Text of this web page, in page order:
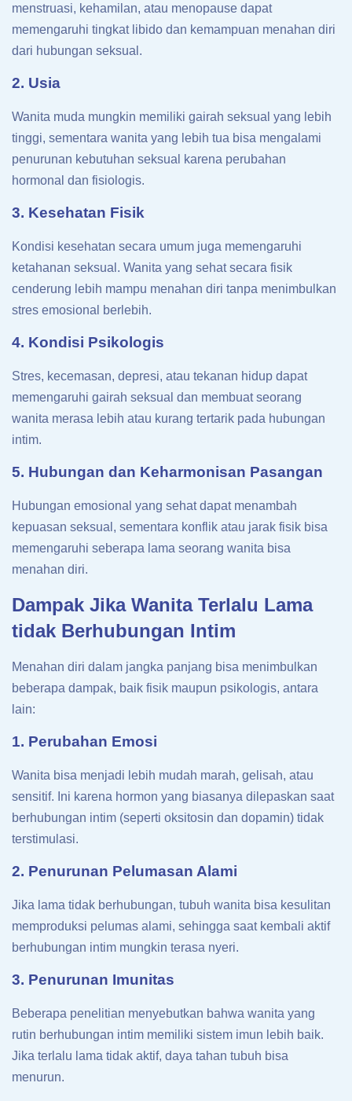
menstruasi, kehamilan, atau menopause dapat
memengaruhi tingkat libido dan kemampuan menahan diri
dari hubungan seksual.
2. Usia
Wanita muda mungkin memiliki gairah seksual yang lebih
tinggi, sementara wanita yang lebih tua bisa mengalami
penurunan kebutuhan seksual karena perubahan
hormonal dan fisiologis.
3. Kesehatan Fisik
Kondisi kesehatan secara umum juga memengaruhi
ketahanan seksual. Wanita yang sehat secara fisik
cenderung lebih mampu menahan diri tanpa menimbulkan
stres emosional berlebih.
4. Kondisi Psikologis
Stres, kecemasan, depresi, atau tekanan hidup dapat
memengaruhi gairah seksual dan membuat seorang
wanita merasa lebih atau kurang tertarik pada hubungan
intim.
5. Hubungan dan Keharmonisan Pasangan
Hubungan emosional yang sehat dapat menambah
kepuasan seksual, sementara konflik atau jarak fisik bisa
memengaruhi seberapa lama seorang wanita bisa
menahan diri.
Dampak Jika Wanita Terlalu Lama
tidak Berhubungan Intim
Menahan diri dalam jangka panjang bisa menimbulkan
beberapa dampak, baik fisik maupun psikologis, antara
lain:
1. Perubahan Emosi
Wanita bisa menjadi lebih mudah marah, gelisah, atau
sensitif. Ini karena hormon yang biasanya dilepaskan saat
berhubungan intim (seperti oksitosin dan dopamin) tidak
terstimulasi.
2. Penurunan Pelumasan Alami
Jika lama tidak berhubungan, tubuh wanita bisa kesulitan
memproduksi pelumas alami, sehingga saat kembali aktif
berhubungan intim mungkin terasa nyeri.
3. Penurunan Imunitas
Beberapa penelitian menyebutkan bahwa wanita yang
rutin berhubungan intim memiliki sistem imun lebih baik.
Jika terlalu lama tidak aktif, daya tahan tubuh bisa
menurun.